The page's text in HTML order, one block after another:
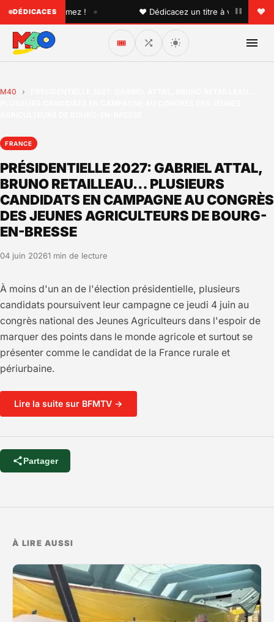
DÉDICACES
que vous aimez ! • ♥ Dédicacez un titre à vos proches
🎟️
M40 ›
FRANCE
PRÉSIDENTIELLE 2027: GABRIEL ATTAL,
BRUNO RETAILLEAU… PLUSIEURS
CANDIDATS EN CAMPAGNE AU CONGRÈS
DES JEUNES AGRICULTEURS DE BOURG-
EN-BRESSE
04 juin 20261 min de lecture
À moins d'un an de l'élection présidentielle, plusieurs
candidats poursuivent leur campagne ce jeudi 4 juin au
congrès national des Jeunes Agriculteurs dans l'espoir de
marquer des points dans le monde agricole et surtout se
présenter comme le candidat de la France rurale et
périurbaine.
Lire la suite sur BFMTV →
Partager
À LIRE AUSSI